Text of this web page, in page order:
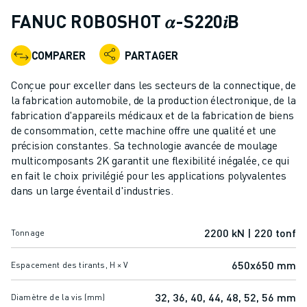
ROBOTS COLLABORATIFS
GAMME DE ROBOTS
CONTRÔLEURS DE ROBOTS
ACCESSOIRES POUR ROBOTS
LOGICIEL ROBOT
LOGICIEL DE SIMULATION
PRODUITS DE ROBOTIQUE ÉDUCATIVE
AUTOMATISATION DES ROBOTS
ROBOTS DE SOUDAGE À L'ARC
ROBOTS ARTICULÉS
ROBOTS DELTA
ROBOTS PALETTISEURS
FANUC ROBOSHOT 𝛼-S220𝑖B
COMPARER PARTAGER
Conçue pour exceller dans les secteurs de la connectique, de
la fabrication automobile, de la production électronique, de la
fabrication d'appareils médicaux et de la fabrication de biens
de consommation, cette machine offre une qualité et une
précision constantes. Sa technologie avancée de moulage
multicomposants 2K garantit une flexibilité inégalée, ce qui
en fait le choix privilégié pour les applications polyvalentes
dans un large éventail d'industries.
Tonnage 2200 kN | 220 tonf
Espacement des tirants, H × V 650x650 mm
Diamètre de la vis (mm) 32, 36, 40, 44, 48, 52, 56 mm